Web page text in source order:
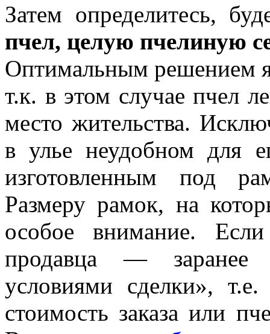
Затем определитесь,
пчел, целую пчелиную
Оптимальным решением
т.к. в этом случае пчел
место жительства.
в улье неудобном для
изготовленным под
Размеру рамок, на
особое внимание.
продавца — заранее
условиями сделки»,
стоимость заказа или